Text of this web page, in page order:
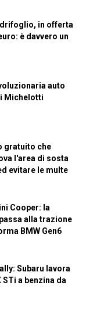
in offerta
è davvero un
auto
Michelotti
gratuito che
l'area di sosta
evitare le multe
Cooper: la
alla trazione
BMW Gen6
Subaru lavora
STi a benzina da